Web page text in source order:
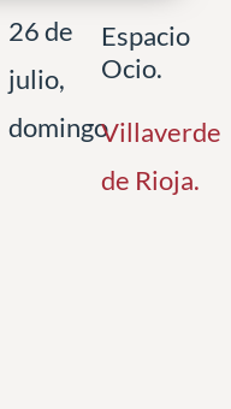
26 de
julio,
domingo
Espacio
Ocio.
Villaverde
de Rioja.